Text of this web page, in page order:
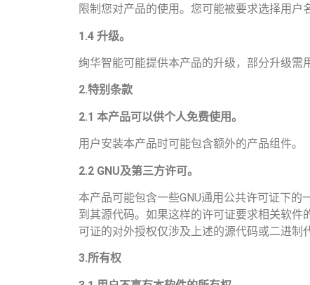
限制您对产品的使用。您可能被要求选择用
1.4 升级。
绚华智能可能提供本产品的升级，部分升级需
2.特别条款
2.1 本产品可以供个人免费使用。
用户安装本产品时可能包含额外的产品组件。
2.2 GNU及第三方许可。
本产品可能包含一些GNU通用公共许可证下
到其源代码。如果这样的许可证要求相关软
可证的对外授权仅涉及上述的源代码或二进制
3.所有权